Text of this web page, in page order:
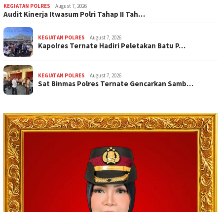
KEGIATAN POLRES August 7, 2026
Audit Kinerja Itwasum Polri Tahap II Tah…
KEGIATAN POLRES August 7, 2026
Kapolres Ternate Hadiri Peletakan Batu P…
KEGIATAN POLRES August 7, 2026
Sat Binmas Polres Ternate Gencarkan Samb…